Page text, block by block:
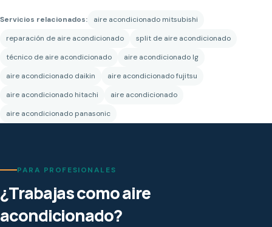
Servicios relacionados:
aire acondicionado mitsubishi
reparación de aire acondicionado
split de aire acondicionado
técnico de aire acondicionado
aire acondicionado lg
aire acondicionado daikin
aire acondicionado fujitsu
aire acondicionado hitachi
aire acondicionado
aire acondicionado panasonic
PARA PROFESIONALES
¿Trabajas como aire
acondicionado?